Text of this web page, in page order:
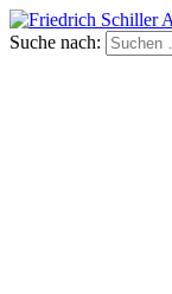
Suche nach: